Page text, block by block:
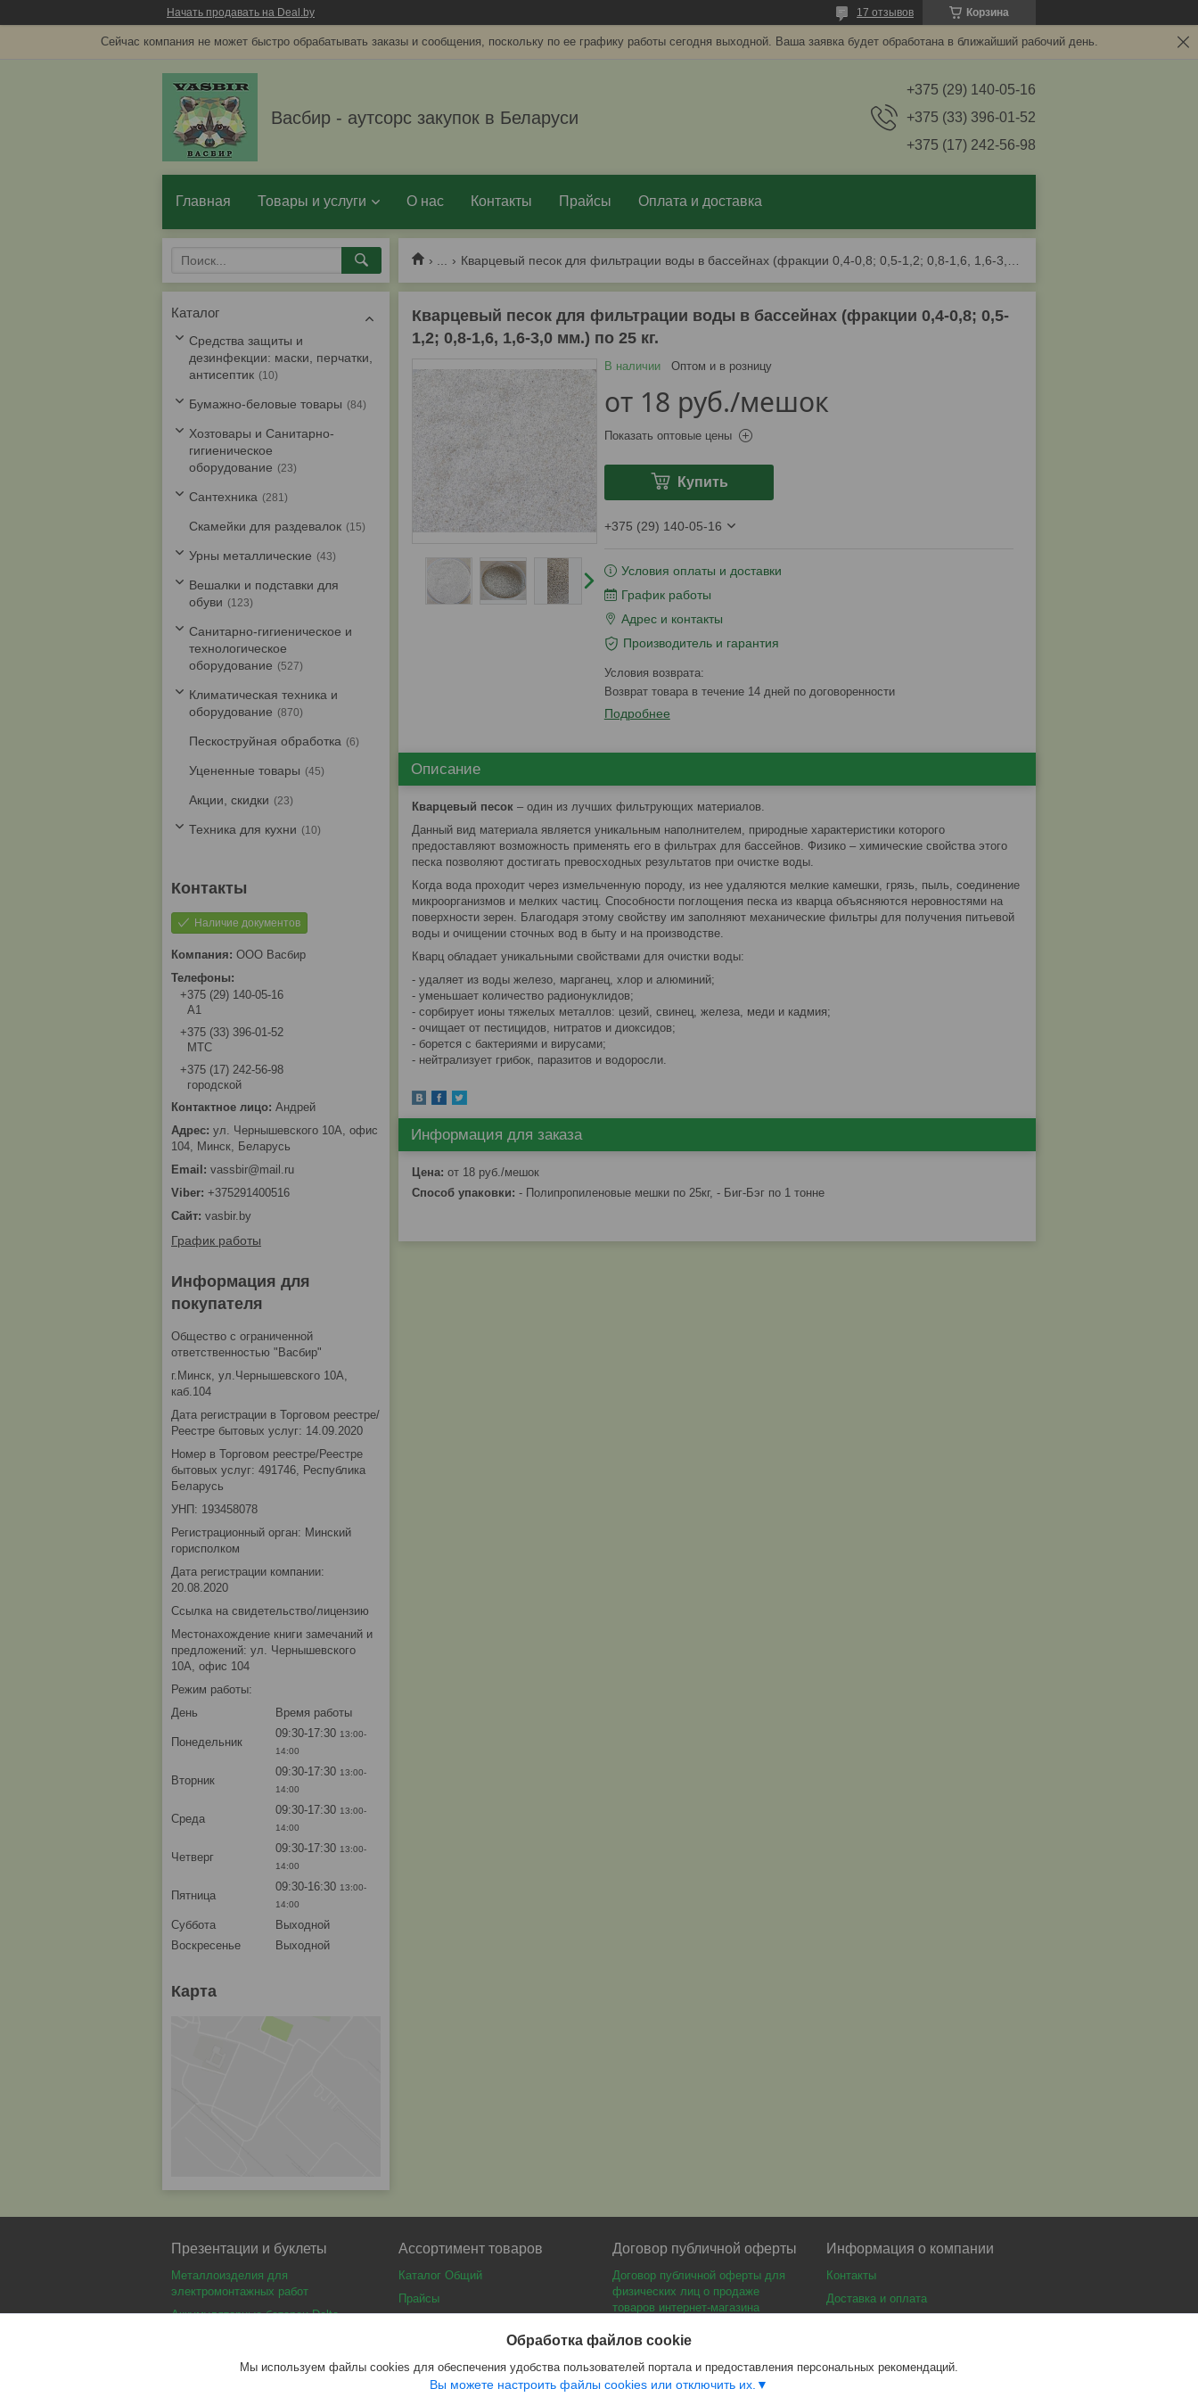
Начать продавать на Deal.by Корзина
17 отзывов
Сейчас компания не может быстро обрабатывать заказы и сообщения, поскольку по ее графику работы сегодня выходной. Ваша заявка будет обработана в ближайший рабочий день.
Васбир - аутсорс закупок в Беларуси
+375 (29) 140-05-16
+375 (33) 396-01-52
+375 (17) 242-56-98
Главная Товары и услуги О нас Контакты Прайсы Оплата и доставка
Кварцевый песок для фильтрации воды в бассейнах (фракции 0,4-0,8; 0,5-
1,2; 0,8-1,6, 1,6-3,0 мм.) по 25 кг.
В наличии Оптом и в розницу
от 18 руб./мешок
Показать оптовые цены
Купить
+375 (29) 140-05-16
Условия оплаты и доставки
График работы
Адрес и контакты
Производитель и гарантия
возврат товара в течение 14 дней по договоренности
Подробнее
Описание
Кварцевый песок – один из лучших фильтрующих материалов.
Данный вид материала является уникальным наполнителем, природные характеристики которого
предоставляют возможность применять его в фильтрах для бассейнов. Физико – химические свойства этого
песка позволяют достигать превосходных результатов при очистке воды.
Когда вода проходит через измельченную породу, из нее удаляются мелкие камешки, грязь, пыль, соединение
микроорганизмов и мелких частиц. Способности поглощения песка из кварца объясняются неровностями на
поверхности зерен. Благодаря этому свойству им заполняют механические фильтры для получения питьевой
воды и очищении сточных вод в быту и на производстве.
Кварц обладает уникальными свойствами для очистки воды:
- удаляет из воды железо, марганец, хлор и алюминий;
- уменьшает количество радионуклидов;
- сорбирует ионы тяжелых металлов: цезий, свинец, железа, меди и кадмия;
- очищает от пестицидов, нитратов и диоксидов;
- борется с бактериями и вирусами;
- нейтрализует грибок, паразитов и водоросли.
Информация для заказа
Цена: от 18 руб./мешок
Способ упаковки: - Полипропиленовые мешки по 25кг, - Биг-Бэг по 1 тонне
Каталог
Средства защиты и
дезинфекции: маски, перчатки,
антисептик
10
Бумажно-беловые товары 84
Хозтовары и Санитарно-
гигиеническое
оборудование
23
Cантехника 281
Скамейки для раздевалок 15
Урны металлические 43
Вешалки и подставки для
обуви
123
Санитарно-гигиеническое и
технологическое
оборудование
527
Климатическая техника и
оборудование
870
Пескоструйная обработка 6
Уцененные товары 45
Акции, скидки 23
Техника для кухни 10
Наличие документов
ООО Васбир
+375 (29) 140-05-16
A1
+375 (33) 396-01-52
МТС
+375 (17) 242-56-98
городской
Андрей
ул. Чернышевского 10А, офис
104, Минск, Беларусь
vassbir@mail.ru
+375291400516
vasbir.by
График работы
Информация для
покупателя
Общество с ограниченной
ответственностью "Васбир"
г.Минск, ул.Чернышевского 10А,
каб.104
Дата регистрации в Торговом реестре/
Реестре бытовых услуг: 14.09.2020
Номер в Торговом реестре/Реестре
бытовых услуг: 491746, Республика
Беларусь
УНП: 193458078
Регистрационный орган: Минский
горисполком
Дата регистрации компании:
20.08.2020
Ссылка на свидетельство/лицензию
Местонахождение книги замечаний и
предложений: ул. Чернышевского
10А, офис 104
Режим работы:
День
Время работы
Понедельник
09:30-17:30 13:00-
14:00
Вторник
09:30-17:30 13:00-
14:00
Среда
09:30-17:30 13:00-
14:00
Четверг
09:30-17:30 13:00-
14:00
Пятница
09:30-16:30 13:00-
14:00
Суббота
Выходной
Воскресенье
Выходной
Карта
Презентации и буклеты
Металлоизделия для
электромонтажных работ
Аккумуляторные батареи Delta
Аккумуляторные батареи Security
Ассортимент товаров
Каталог Общий
Прайсы
Договор публичной оферты
Договор публичной оферты для
физических лиц о продаже
товаров интернет-магазина
Информация о компании
Контакты
Доставка и оплата
Обработка файлов cookie
Мы используем файлы cookies для обеспечения удобства пользователей портала и предоставления персональных рекомендаций.
Вы можете настроить файлы cookies или отключить их.